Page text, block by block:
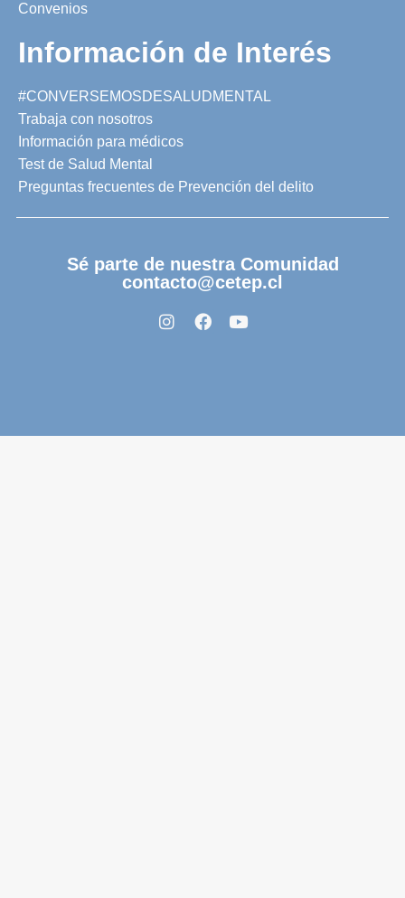
Convenios
Información de Interés
#CONVERSEMOSDESALUDMENTAL
Trabaja con nosotros
Información para médicos
Test de Salud Mental
Preguntas frecuentes de Prevención del delito
Sé parte de nuestra Comunidad
contacto@cetep.cl